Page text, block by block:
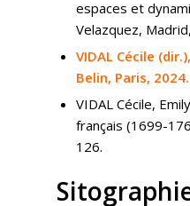
espaces et
Velazquez,
VIDAL Cécile
Belin, Paris, 2024.
VIDAL Cécile,
français (1699-
126.